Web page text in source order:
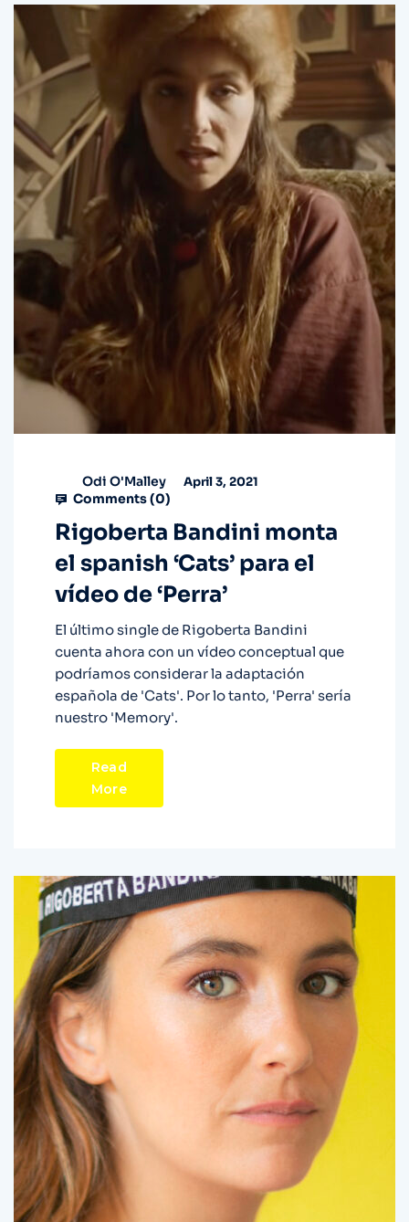
Odi O'Malley April 3, 2021
Comments (0)
Rigoberta Bandini monta
el spanish ‘Cats’ para el
vídeo de ‘Perra’
El último single de Rigoberta Bandini
cuenta ahora con un vídeo conceptual que
podríamos considerar la adaptación
española de 'Cats'. Por lo tanto, 'Perra' sería
nuestro 'Memory'.
Read
More